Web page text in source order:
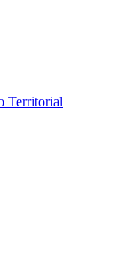
Territorial